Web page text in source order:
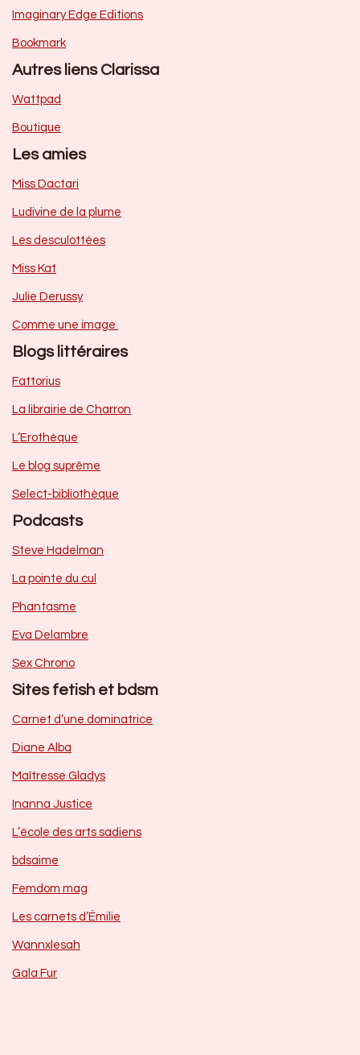
Imaginary Edge Editions
Bookmark
Autres liens Clarissa
Wattpad
Boutique
Les amies
Miss Dactari
Ludivine de la plume
Les desculottées
Miss Kat
Julie Derussy
Comme une image
Blogs littéraires
Fattorius
La librairie de Charron
L’Erothèque
Le blog suprême
Select-bibliothèque
Podcasts
Steve Hadelman
La pointe du cul
Phantasme
Eva Delambre
Sex Chrono
Sites fetish et bdsm
Carnet d’une dominatrice
Diane Alba
Maîtresse Gladys
Inanna Justice
L’école des arts sadiens
bdsaime
Femdom mag
Les carnets d’Émilie
Wannxlesah
Gala Fur